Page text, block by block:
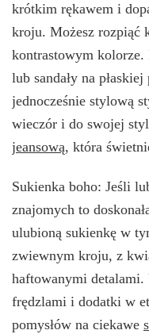
krótkim rękawem i
kroju. Możesz rozpiąć
kontrastowym
lub sandały na
jednocześnie stylową
wieczór i do swojej
jeansową, która
Sukienka boho: Jeśli
znajomych to
ulubioną sukienkę w
zwiewnym kroju, z
haftowanymi detalami.
frędzlami i dodatki w
pomysłów na ciekawe